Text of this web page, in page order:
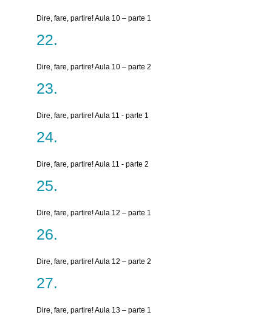
Dire, fare, partire! Aula 10 – parte 1
Dire, fare, partire! Aula 10 – parte 2
Dire, fare, partire! Aula 11 - parte 1
Dire, fare, partire! Aula 11 - parte 2
Dire, fare, partire! Aula 12 – parte 1
Dire, fare, partire! Aula 12 – parte 2
Dire, fare, partire! Aula 13 – parte 1